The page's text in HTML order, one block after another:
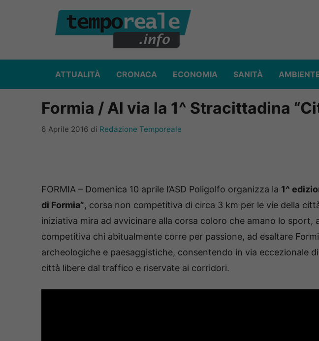
ATTUALITÀ CRONACA ECONOMIA SANITÀ
Formia / Al via la 1^ Stracittadina
6 Aprile 2016 di Redazione Temporeale
FORMIA – Domenica 10 aprile l’ASD Poligolfo organizza la 1^
di Formia”, corsa non competitiva di circa 3 km per le vie della
iniziativa mira ad avvicinare alla corsa coloro che amano lo sport,
competitiva chi abitualmente corre per passione, ad esaltare
archeologiche e paesaggistiche, consentendo in via eccezionale
città libere dal traffico e riservate ai corridori.